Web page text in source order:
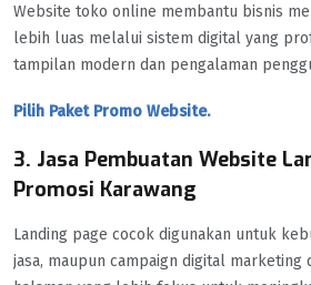
Website toko online membantu bisnis
lebih luas melalui sistem digital yang
tampilan modern dan pengalaman
Pilih Paket Promo Website.
3. Jasa Pembuatan Website
Promosi Karawang
Landing page cocok digunakan untuk
jasa, maupun campaign digital